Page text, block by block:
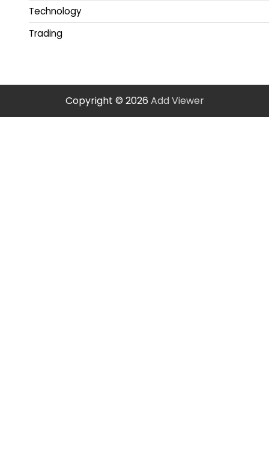
Technology
Trading
Copyright © 2026 Add Viewer